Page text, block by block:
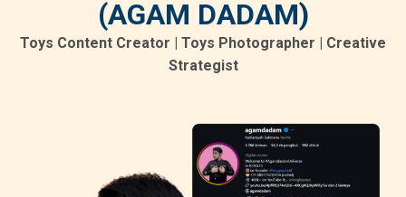
(AGAM DADAM)
Toys Content Creator | Toys Photographer | Creative
Strategist